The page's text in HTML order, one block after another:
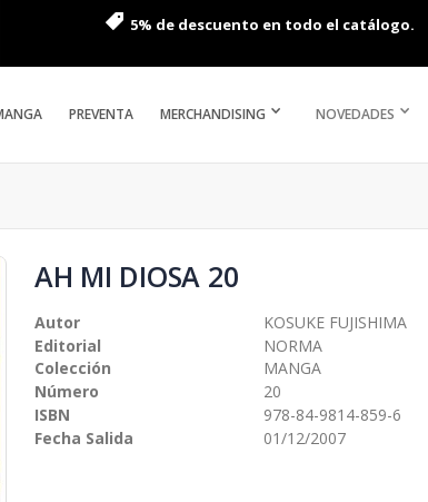
5% de descuento en todo el catálogo.
PREVENTA MERCHANDISING NOVEDADES
AH MI DIOSA 20
Autor
KOSUKE FUJISHIMA
Editorial
NORMA
Colección
MANGA
Número
20
ISBN
978-84-9814-859-6
Fecha Salida
01/12/2007